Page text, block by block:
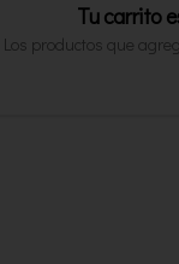
Tu carrito
Los productos que